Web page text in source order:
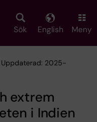
Sök English Meny
2025-
extrem
i Indien